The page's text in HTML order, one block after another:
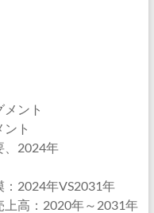
ント
ト
、2024年
：2024年VS2031年
上高：2020年～2031年